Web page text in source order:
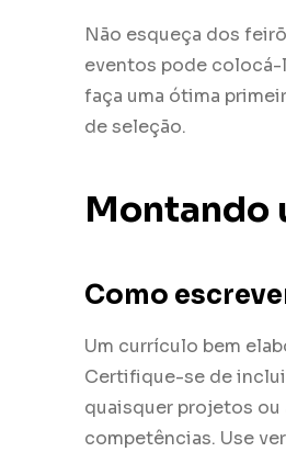
Não esqueça dos
eventos pode
faça uma ótima
de seleção.
Montando
Como
Um currículo bem
Certifique-se de
quaisquer projetos
competências. Use